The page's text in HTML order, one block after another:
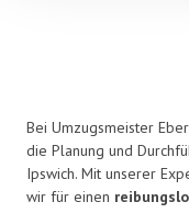
Bei Umzugsmeister
die Planung und
Ipswich. Mit unserer
wir für einen